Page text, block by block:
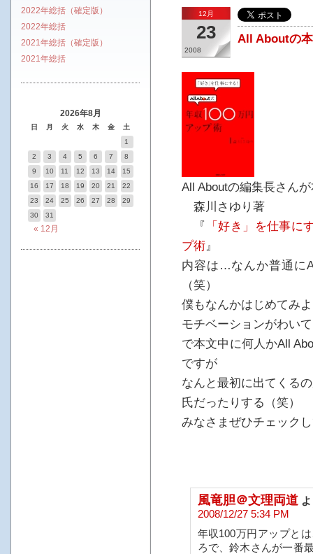
12月
23
2008
All Aboutの
All Aboutの編集長さん
森川さゆり著
『
「好き」を仕事
プ術 』
内容は…なんか普通に
（笑）
僕もなんかはじめてみ
モチベーションがわい
で本文中に何人かAll
ですが
なんと最初に出てくる
氏だったりする（笑）
みなさまぜひチェック
風竜胆＠文理両道
2008/12/27 5:34 PM
年収100万円アップと
ろで、鈴木さんが一番
2022年総括（確定版）
2022年総括
2021年総括（確定版）
2021年総括
2026年8月
日 月 火 水 木 金 土
« 12月
1
2
3 4 5 6 7
8
9
10 11 12 13 14
15
16
17 18 19 20 21
22
23
24 25 26 27 28
29
30
31